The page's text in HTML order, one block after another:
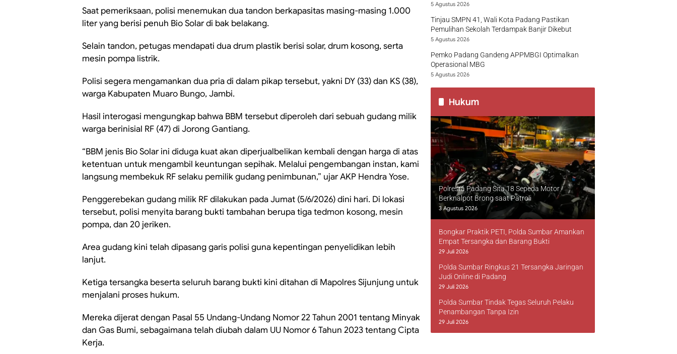
Saat pemeriksaan, polisi menemukan dua tandon berkapasitas masing-masing 1.000
liter yang berisi penuh Bio Solar di bak belakang.
Selain tandon, petugas mendapati dua drum plastik berisi solar, drum kosong, serta
mesin pompa listrik.
Polisi segera mengamankan dua pria di dalam pikap tersebut, yakni DY (33) dan KS (38),
warga Kabupaten Muaro Bungo, Jambi.
Hasil interogasi mengungkap bahwa BBM tersebut diperoleh dari sebuah gudang milik
warga berinisial RF (47) di Jorong Gantiang.
“BBM jenis Bio Solar ini diduga kuat akan diperjualbelikan kembali dengan harga di atas
ketentuan untuk mengambil keuntungan sepihak. Melalui pengembangan instan, kami
langsung membekuk RF selaku pemilik gudang penimbunan,” ujar AKP Hendra Yose.
Penggerebekan gudang milik RF dilakukan pada Jumat (5/6/2026) dini hari. Di lokasi
tersebut, polisi menyita barang bukti tambahan berupa tiga tedmon kosong, mesin
pompa, dan 20 jeriken.
Area gudang kini telah dipasang garis polisi guna kepentingan penyelidikan lebih
lanjut.
Ketiga tersangka beserta seluruh barang bukti kini ditahan di Mapolres Sijunjung untuk
menjalani proses hukum.
Mereka dijerat dengan Pasal 55 Undang-Undang Nomor 22 Tahun 2001 tentang Minyak
dan Gas Bumi, sebagaimana telah diubah dalam UU Nomor 6 Tahun 2023 tentang Cipta
Kerja.
5 Agustus 2026
Tinjau SMPN 41, Wali Kota Padang Pastikan
Pemulihan Sekolah Terdampak Banjir Dikebut
5 Agustus 2026
Pemko Padang Gandeng APPMBGI Optimalkan
Operasional MBG
5 Agustus 2026
Hukum
Polresta Padang Sita 18 Sepeda Motor
Berknalpot Brong saat Patroli
3 Agustus 2026
Bongkar Praktik PETI, Polda Sumbar Amankan
Empat Tersangka dan Barang Bukti
29 Juli 2026
Polda Sumbar Ringkus 21 Tersangka Jaringan
Judi Online di Padang
29 Juli 2026
Polda Sumbar Tindak Tegas Seluruh Pelaku
Penambangan Tanpa Izin
29 Juli 2026